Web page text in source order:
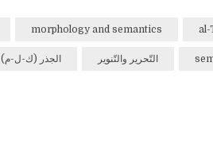
al-
morphology and semantics
التّحرير والتّنوير الجذر (ك-ل-م)